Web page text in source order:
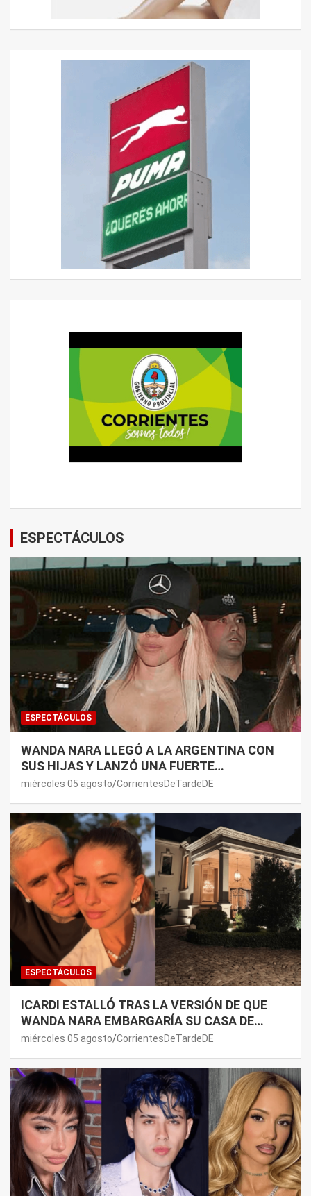
ESPECTÁCULOS
ESPECTÁCULOS
WANDA NARA LLEGÓ A LA ARGENTINA CON
SUS HIJAS Y LANZÓ UNA FUERTE
PREMONICIÓN SOBRE MAURO ICARDI
miércoles 05 agosto CorrientesDeTardeDE
ESPECTÁCULOS
ICARDI ESTALLÓ TRAS LA VERSIÓN DE QUE
WANDA NARA EMBARGARÍA SU CASA DE
NORDELTA: “NECESITAN RASCAR DE ALGÚN
miércoles 05 agosto CorrientesDeTardeDE